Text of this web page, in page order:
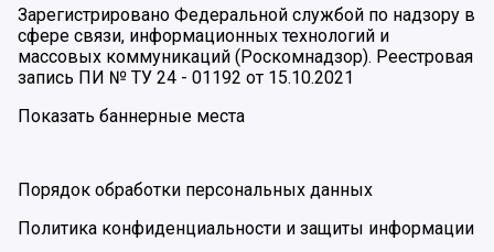
Зарегистрировано Федеральной службой по надзору в
сфере связи, информационных технологий и
массовых коммуникаций (Роскомнадзор). Реестровая
запись ПИ № ТУ 24 - 01192 от 15.10.2021
Показать баннерные места
Порядок обработки персональных данных
Политика конфиденциальности и защиты информации